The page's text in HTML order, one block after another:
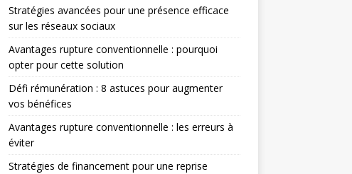
Stratégies avancées pour une présence efficace
sur les réseaux sociaux
Avantages rupture conventionnelle : pourquoi
opter pour cette solution
Défi rémunération : 8 astuces pour augmenter
vos bénéfices
Avantages rupture conventionnelle : les erreurs à
éviter
Stratégies de financement pour une reprise